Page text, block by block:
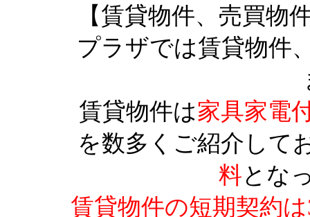
【賃貸物件、売買物
プラザでは賃貸物件
賃貸物件は家具家電
を数多くご紹介して
料とな
賃貸物件の短期契約